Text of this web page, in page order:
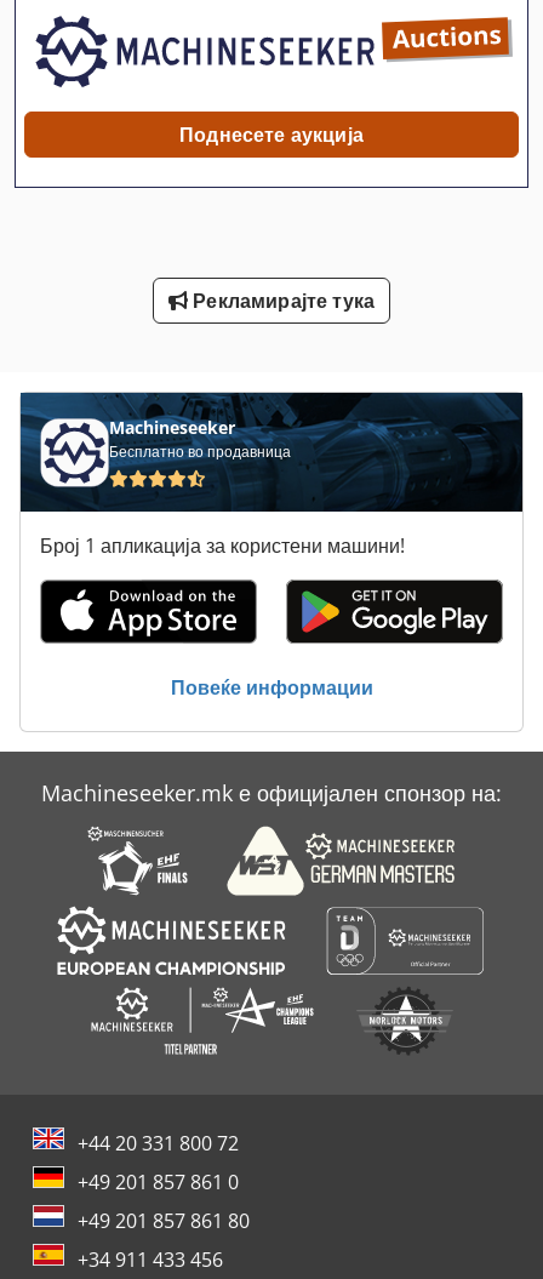
German
Hsc 20 Linear
Idx 23
Stavostroj Vp 200
Tak 18
Tur 560
Вентил Дн 50
Вклучување Господар Профит 2
Поднесете аукција
Рекламирајте тука
Machineseeker
Бесплатно во продавница
Број 1 апликација за користени машини!
Повеќе информации
Machineseeker.mk е официјален спонзор на:
+44 20 331 800 72
+49 201 857 861 0
+49 201 857 861 80
+34 911 433 456